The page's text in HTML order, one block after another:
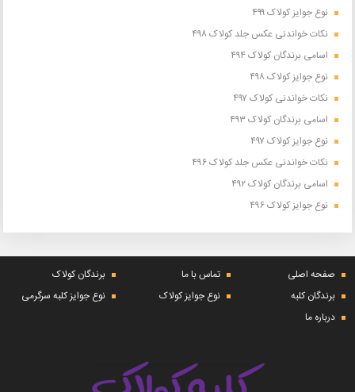
نوع جوایز کولاک ۴۹۹
نکات خواندنی عکس جلد کولاک ۴۹۸
اسامی برندگان کولاک ۴۹۴
نوع جوایز کولاک ۴۹۸
نکات خواندنی کولاک ۴۹۷
اسامی برندگان کولاک ۴۹۳
نوع جوایز کولاک ۴۹۷
نکات خواندنی عکس جلد کولاک ۴۹۶
اسامی برندگان کولاک ۴۹۲
نوع جوایز کولاک ۴۹۶
صفحه اصلی تماس با ما
برندگان کولاک
برندگان کلبه
نوع جوایز کولاک
نوع جوایز کلبه سرگرمی
درباره ما